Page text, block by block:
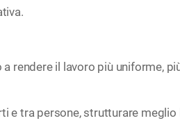
rendere il lavoro più uniforme,
e tra persone, strutturare